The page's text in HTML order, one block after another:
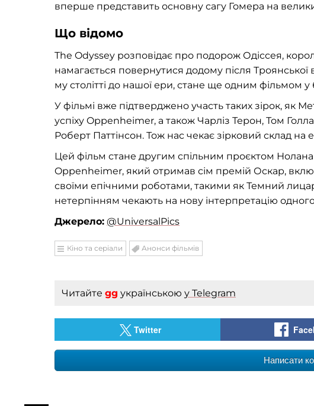
вперше представить основну сагу Гомера на
Що відомо
The Odyssey розповідає про подорож Одіссея,
намагається повернутися додому після
му столітті до нашої ери, стане ще одним фільмом у
У фільмі вже підтверджено участь таких зірок, як
успіху Oppenheimer, а також Чарліз Терон, Том
Роберт Паттінсон. Тож нас чекає зірковий склад на
Цей фільм стане другим спільним проєктом
Oppenheimer, який отримав сім премій Оскар,
своїми епічними роботами, такими як Темний
нетерпінням чекають на нову інтерпретацію одного
Джерело: @UniversalPics
Кіно та серіали Анонси фільмів
Читайте gg українською у Telegram
Twitter
Написати